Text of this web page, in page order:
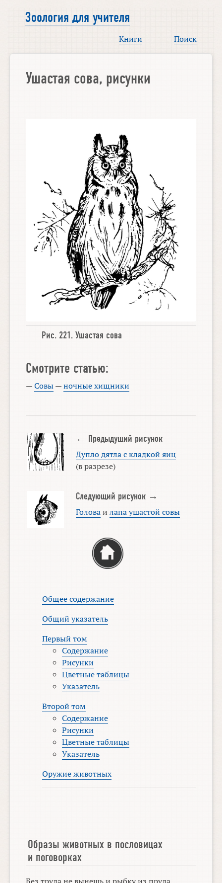
Зоология для учителя
Книги Поиск
Ушастая сова, рисунки
Рис. 221.Ушастая сова
Смотрите статью:
—Совы—ночные хищники
← Предыдущий рисунок
Дупло дятла с кладкой яиц
(в разрезе)
Следующий рисунок →
Головаи лапа ушастой совы
Общее содержание
Общий указатель
Первый том
Содержание
Рисунки
Цветные таблицы
Указатель
Второй том
Содержание
Рисунки
Цветные таблицы
Указатель
Оружие животных
Образы животных в пословицах
и поговорках